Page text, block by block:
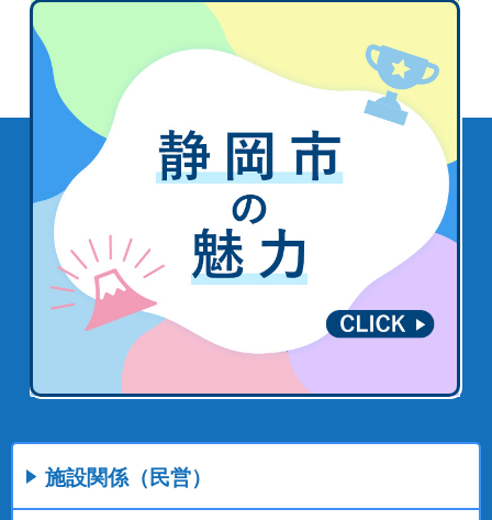
施設関係（民営）